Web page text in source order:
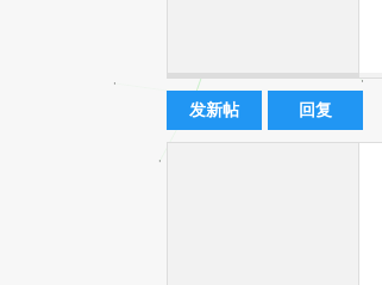
中
发新帖 回复